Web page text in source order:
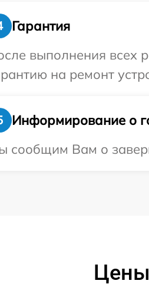
Гарантия
выполнения всех
на ремонт
Информирование о
сообщим Вам о
Цены